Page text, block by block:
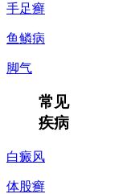
手足癣
鱼鳞病
脚气
常见
疾病
白癜风
体股癣